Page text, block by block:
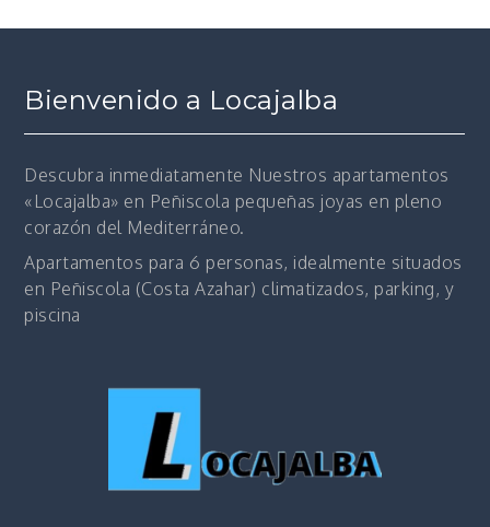
Bienvenido a Locajalba
Descubra inmediatamente Nuestros apartamentos
«Locajalba» en Peñiscola pequeñas joyas en pleno
corazón del Mediterráneo.
Apartamentos para 6 personas, idealmente situados
en Peñiscola (Costa Azahar) climatizados, parking, y
piscina